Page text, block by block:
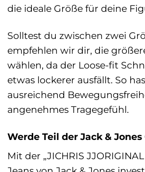
die ideale Größe für deine
Solltest du zwischen zwei
empfehlen wir dir, die
wählen, da der Loose-fit
etwas lockerer ausfällt. So
ausreichend
angenehmes Tragegefühl.
Werde Teil der Jack &
Mit der „JICHRIS